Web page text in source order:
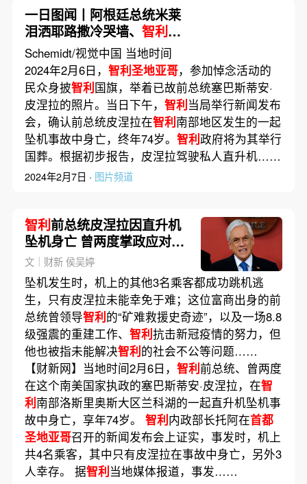
一日图闻丨阿根廷总统米莱
泪洒耶路撒冷哭墙、 智利前
总统皮涅拉坠机身亡
Schemidt/视觉中国 当地时间
2024年2月6日， 智利圣地亚哥，参加悼念活动的
民众身披智利国旗，举着已故前总统塞巴斯蒂安·
皮涅拉的照片。当日下午， 智利当局举行新闻发布
会，确认前总统皮涅拉在智利南部地区发生的一起
坠机事故中身亡，终年74岁。 智利政府将为其举行
国葬。根据初步报告，皮涅拉驾驶私人直升机……
2024年2月7日 · 图片频道
智利前总统皮涅拉因直升机
坠机身亡 曾两度掌政应对多
场国家危机
文｜财新 侯吴婷
坠机发生时，机上的其他3名乘客都成功跳机逃
生，只有皮涅拉未能幸免于难；这位富商出身的前
总统曾领导智利的“矿难救援史奇迹”，以及一场8.8
级强震的重建工作、 智利抗击新冠疫情的努力，但
他也被指未能解决智利的社会不公等问题……
【财新网】当地时间2月6日， 智利前总统、曾两度
在这个南美国家执政的塞巴斯蒂安·皮涅拉，在智
利南部洛斯里奥斯大区兰科湖的一起直升机坠机事
故中身亡，享年74岁。 智利内政部长托阿在首都
圣地亚哥召开的新闻发布会上证实，事发时，机上
共4名乘客，其中只有皮涅拉在事故中身亡，另外3
人幸存。 据智利当地媒体报道，事发……